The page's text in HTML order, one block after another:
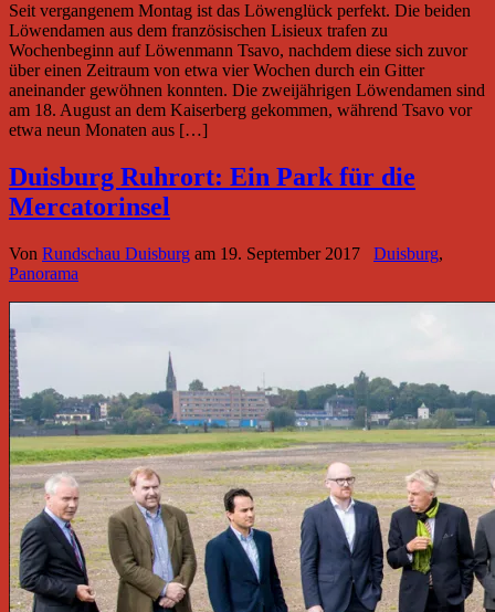
Seit vergangenem Montag ist das Löwenglück perfekt. Die beiden
Löwendamen aus dem französischen Lisieux trafen zu
Wochenbeginn auf Löwenmann Tsavo, nachdem diese sich zuvor
über einen Zeitraum von etwa vier Wochen durch ein Gitter
aneinander gewöhnen konnten. Die zweijährigen Löwendamen sind
am 18. August an dem Kaiserberg gekommen, während Tsavo vor
etwa neun Monaten aus […]
Duisburg Ruhrort: Ein Park für die
Mercatorinsel
Von Rundschau Duisburg am 19. September 2017 Duisburg,
Panorama